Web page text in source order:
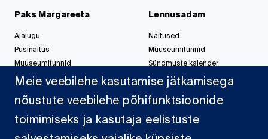
Paks Margareeta
Ajalugu
Püsinäitus
Muuseumitunnid
Korralda üritus
Lennusadam
Näitused
Muuseumitunnid
Sündmuste kalender
Korralda üritus
Meie veebilehe kasutamise jätkamisega
nõustute veebilehe põhifunktsioonide
toimimiseks ja kasutaja eelistuste